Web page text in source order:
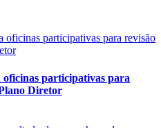
participativas para
Diretor